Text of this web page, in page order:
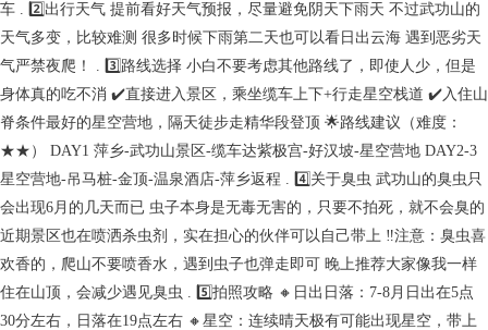
车 . 2️⃣出行天气 提前看好天气预报，尽量避免阴天下雨天 不过武功山的
天气多变，比较难测 很多时候下雨第二天也可以看日出云海 遇到恶劣天
气严禁夜爬！ . 3️⃣路线选择 小白不要考虑其他路线了，即使人少，但是
身体真的吃不消 ✔️直接进入景区，乘坐缆车上下+行走星空栈道 ✔️入住山
脊条件最好的星空营地，隔天徒步走精华段登顶 🌟路线建议（难度：
★★） DAY1 萍乡-武功山景区-缆车达紫极宫-好汉坡-星空营地 DAY2-3
星空营地-吊马桩-金顶-温泉酒店-萍乡返程 . 4️⃣关于臭虫 武功山的臭虫只
会出现6月的几天而已 虫子本身是无毒无害的，只要不拍死，就不会臭的
近期景区也在喷洒杀虫剂，实在担心的伙伴可以自己带上 ‼️注意：臭虫喜
欢香的，爬山不要喷香水，遇到虫子也弹走即可 晚上推荐大家像我一样
住在山顶，会减少遇见臭虫 . 5️⃣拍照攻略 🔸日出日落：7-8月日出在5点
30分左右，日落在19点左右 🔸星空：连续晴天极有可能出现星空，带上